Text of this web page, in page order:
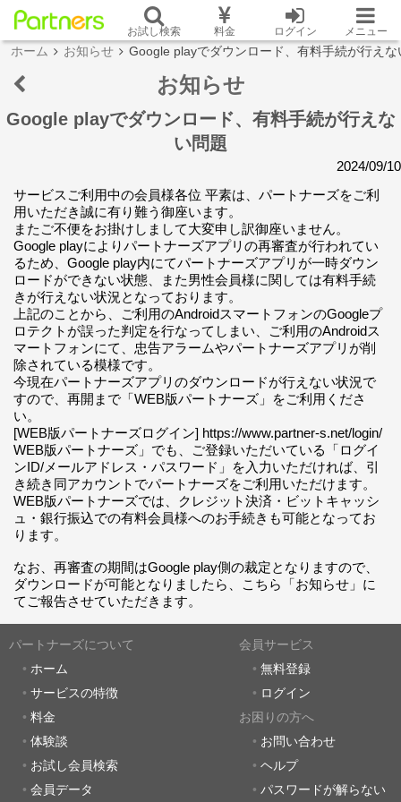
お試し検索 料金 ログイン メニュー
ホーム お知らせ Google playでダウンロード、有料手続が行えな
お知らせ
Google playでダウンロード、有料手続が行えな
い問題
2024/09/10
サービスご利用中の会員様各位 平素は、パートナーズをご利
用いただき誠に有り難う御座います。
またご不便をお掛けしまして大変申し訳御座いません。
Google playによりパートナーズアプリの再審査が行われてい
るため、Google play内にてパートナーズアプリが一時ダウン
ロードができない状態、また男性会員様に関しては有料手続
きが行えない状況となっております。
上記のことから、ご利用のAndroidスマートフォンのGoogleプ
ロテクトが誤った判定を行なってしまい、ご利用のAndroidス
マートフォンにて、忠告アラームやパートナーズアプリが削
除されている模様です。
今現在パートナーズアプリのダウンロードが行えない状況で
すので、再開まで「WEB版パートナーズ」をご利用くださ
い。
[WEB版パートナーズログイン] https://www.partner-s.net/login/
WEB版パートナーズ」でも、ご登録いただいている「ログイ
ンID/メールアドレス・パスワード」を入力いただければ、引
き続き同アカウントでパートナーズをご利用いただけます。
WEB版パートナーズでは、クレジット決済・ビットキャッシ
ュ・銀行振込での有料会員様へのお手続きも可能となってお
ります。
なお、再審査の期間はGoogle play側の裁定となりますので、
ダウンロードが可能となりましたら、こちら「お知らせ」に
てご報告させていただきます。
パートナーズについて
ホーム
サービスの特徴
料金
体験談
お試し会員検索
会員データ
会員サービス
無料登録
ログイン
お困りの方へ
お問い合わせ
ヘルプ
パスワードが解らない